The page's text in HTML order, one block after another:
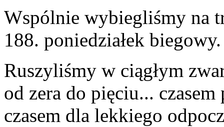
Wspólnie wybiegliśmy na
188. poniedziałek biegowy.
Ruszyliśmy w ciągłym
od zera do pięciu...
czasem dla lekkiego